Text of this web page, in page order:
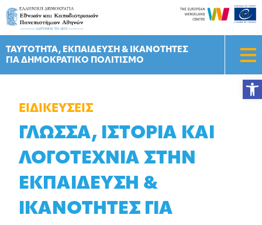
Skip
to
content
ΤΑΥΤOΤΗΤΑ, ΕΚΠΑIΔΕΥΣΗ & ΙΚΑΝOΤΗΤΕΣ
ΓΙΑ ΔΗΜΟΚΡΑΤΙΚO ΠΟΛΙΤΙΣΜO
ΕΙΔΙΚΕΥΣΕΙΣ
ΓΛΩΣΣΑ, ΙΣΤΟΡΙΑ ΚΑΙ
ΛΟΓΟΤΕΧΝΙΑ ΣΤΗΝ
ΕΚΠΑΙΔΕΥΣΗ &
ΙΚΑΝΟΤΗΤΕΣ ΓΙΑ